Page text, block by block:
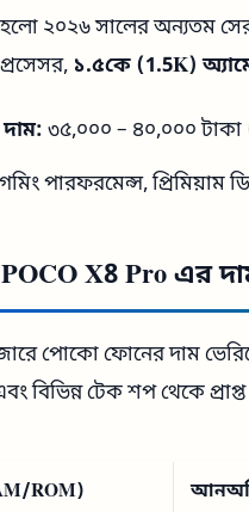
হলো ২০২৬ সালের অন্যতম
১.৫কে (1.5K)
৩৫,০০০ – ৪০,০০০
পারফরমেন্স,
POCO X8 Pro এর
পোকো ফোনের দাম
বিভিন্ন টেক শপ থেকে
ROM)